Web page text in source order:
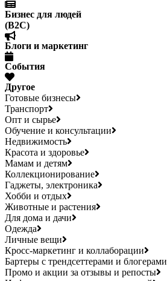
Бизнес для людей
(B2C)
Блоги и маркетинг
События
Другое
Готовые бизнесы
Транспорт
Опт и сырье
Обучение и консультации
Недвижимость
Красота и здоровье
Мамам и детям
Коллекционирование
Гаджеты, электроника
Хобби и отдых
Животные и растения
Для дома и дачи
Одежда
Личные вещи
Кросс-маркетинг и коллаборации
Бартеры с трендсеттерами и блогерами
Промо и акции за отзывы и репосты